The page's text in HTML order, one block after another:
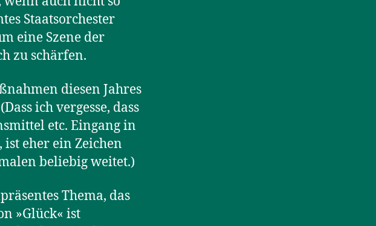
Staatsorchester
eine Szene der
zu schärfen.
diesen Jahres
ich vergesse, dass
etc. Eingang in
eher ein Zeichen
beliebig weitet.)
Thema, das
»Glück« ist